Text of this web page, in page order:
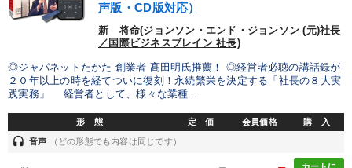
声版・CD版対応）
新 将命(ジョンソン・エンド・ジョンソン (元)社長
／国際ビジネスブレイン 社長)
◎ジャパネットたかた 創業者 髙田明氏推薦！ ◎経営者必聴の講話録が
２０年以上の時を経てついに復刻！永続繁栄を決定する「社長の８大実
践実務」 経営者として、様々な業種...
形 態 定 価 会員価格 購 入
headset 音声 （どの形態でも内容は同じです）